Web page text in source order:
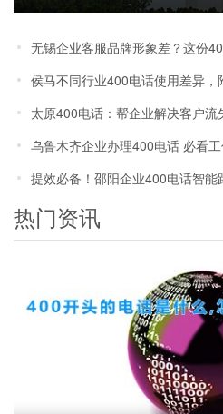
文说清
无锡企业客服品牌形象差？这份
侯马不同行业400电话使用差异，
太原400电话：帮企业解决客户
乌鲁木齐企业办理400电话 必看
提效必备！邵阳企业400电话智能
热门资讯